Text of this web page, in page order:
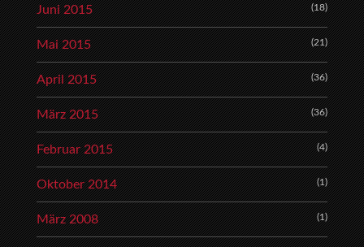
Juni 2015 (18)
Mai 2015 (21)
April 2015 (36)
März 2015 (36)
Februar 2015 (4)
Oktober 2014 (1)
März 2008 (1)